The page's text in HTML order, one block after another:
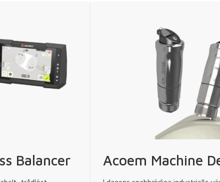
Balancer Acoem Machine